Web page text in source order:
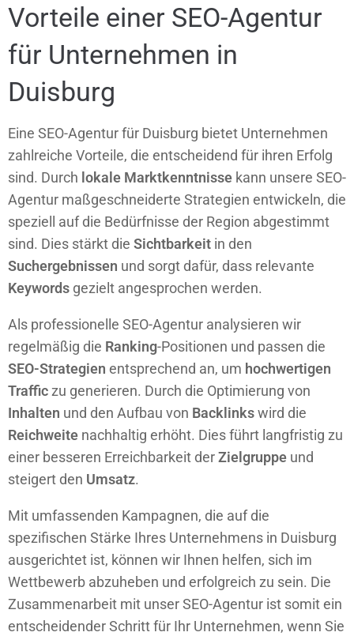
Vorteile einer SEO-Agentur
für Unternehmen in
Duisburg
Eine SEO-Agentur für Duisburg bietet Unternehmen
zahlreiche Vorteile, die entscheidend für ihren Erfolg
sind. Durch lokale Marktkenntnisse kann unsere SEO-
Agentur maßgeschneiderte Strategien entwickeln, die
speziell auf die Bedürfnisse der Region abgestimmt
sind. Dies stärkt die Sichtbarkeit in den
Suchergebnissen und sorgt dafür, dass relevante
Keywords gezielt angesprochen werden.
Als professionelle SEO-Agentur analysieren wir
regelmäßig die Ranking-Positionen und passen die
SEO-Strategien entsprechend an, um hochwertigen
Traffic zu generieren. Durch die Optimierung von
Inhalten und den Aufbau von Backlinkswird die
Reichweite nachhaltig erhöht. Dies führt langfristig zu
einer besseren Erreichbarkeit derZielgruppe und
steigert den Umsatz.
Mit umfassenden Kampagnen, die auf die
spezifischen Stärke Ihres Unternehmens in Duisburg
ausgerichtet ist, können wir Ihnen helfen, sich im
Wettbewerb abzuheben und erfolgreich zu sein. Die
Zusammenarbeit mit unser SEO-Agentur ist somit ein
entscheidender Schritt für Ihr Unternehmen, wenn Sie